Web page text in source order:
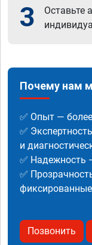
3
Оставьте
Почему нам
✅ Опыт —
✅
и
✅ Надежность
✅
Позвонить